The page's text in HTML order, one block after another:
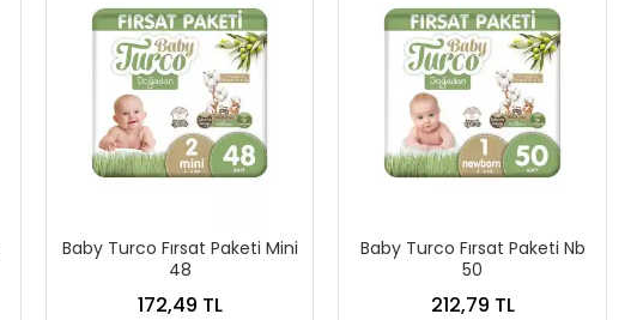
Baby Turco Fırsat Paketi Mini
48
172,49 TL
Baby Turco Fırsat Paketi Nb
50
212,79 TL